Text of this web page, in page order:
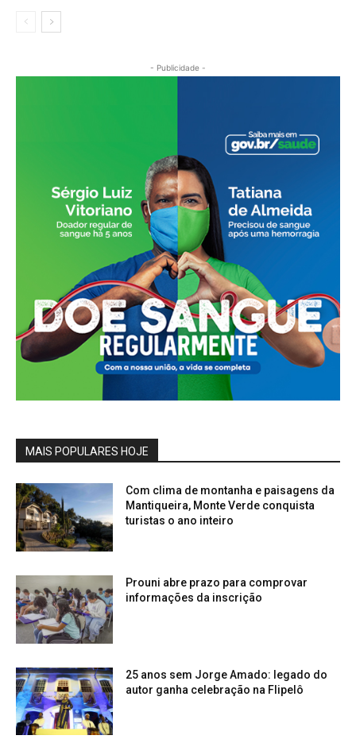
- Publicidade -
MAIS POPULARES HOJE
Com clima de montanha e paisagens da
Mantiqueira, Monte Verde conquista
turistas o ano inteiro
Prouni abre prazo para comprovar
informações da inscrição
25 anos sem Jorge Amado: legado do
autor ganha celebração na Flipelô